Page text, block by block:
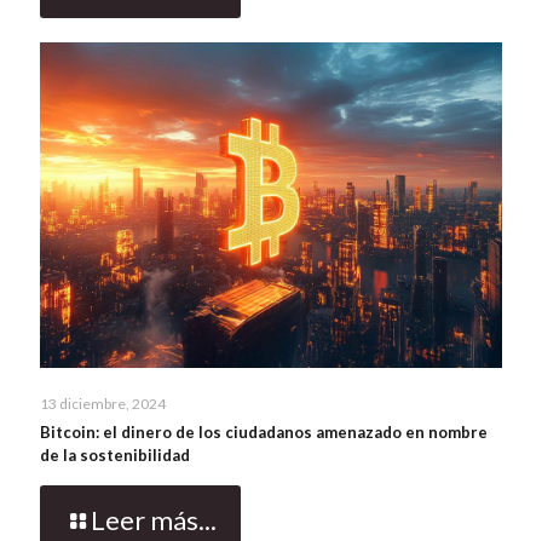
13 diciembre, 2024
Bitcoin: el dinero de los ciudadanos amenazado en nombre
de la sostenibilidad
Leer más...